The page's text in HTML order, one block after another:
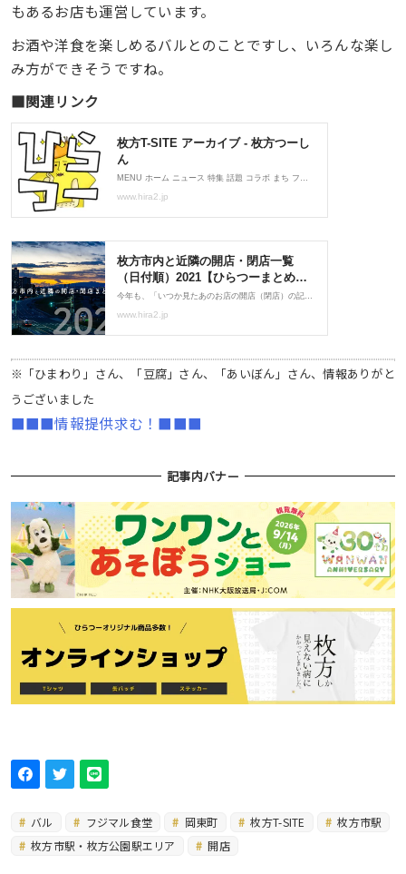
もあるお店も運営しています。
お酒や洋食を楽しめるバルとのことですし、いろんな楽し
み方ができそうですね。
■関連リンク
※「ひまわり」さん、「豆腐」さん、「あいぼん」さん、情報ありがと
うございました
■■■情報提供求む！■■■
記事内バナー
バル フジマル食堂 岡東町 枚方T-SITE
枚方市駅
枚方市駅・枚方公園駅エリア
開店